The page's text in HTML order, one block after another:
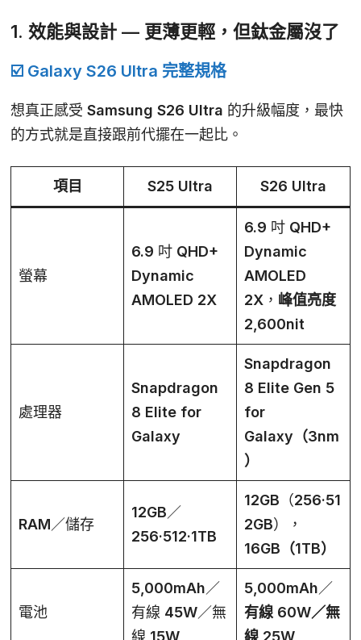
1. 效能與設計 — 更薄更輕，但鈦金屬沒了
☑️ Galaxy S26 Ultra 完整規格
想真正感受 Samsung S26 Ultra 的升級幅度，最快
的方式就是直接跟前代擺在一起比。
項目 S25 Ultra S26 Ultra
螢幕
6.9 吋 QHD+
Dynamic
AMOLED 2X
6.9 吋 QHD+
Dynamic
AMOLED
2X， 峰值亮度
2,600nit
處理器
Snapdragon
8 Elite for
Galaxy
Snapdragon
8 Elite Gen 5
for
Galaxy（3nm
）
RAM／儲存
12GB／
256·512·1TB
12GB（256·51
2GB），
16GB（1TB）
電池
5,000mAh／
有線 45W／無
線 15W
5,000mAh／
有線 60W／無
線 25W